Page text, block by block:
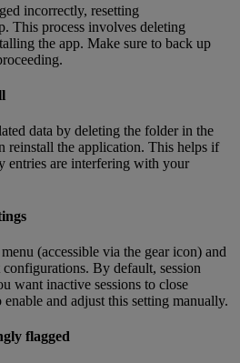
incorrectly, resetting
This process involves deleting
the app. Make sure to back up
data by deleting the folder in the
reinstall the application. This helps if
entries are interfering with your
(accessible via the gear icon) and
By default, session
want inactive sessions to close
and adjust this setting manually.
flagged